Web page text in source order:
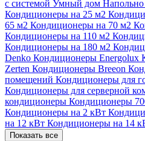
с системой Умный дом
Кондиционеры на 25 м2
65 м2 Кондиционеры на 70 м2
Кондиционеры на 110 м2
Кондиционеры на 180 м2
Denko Кондиционеры Energolux
Zerten Кондиционеры Breeon
помещений Кондиционеры для
Кондиционеры для серверной
кондиционеры Кондиционеры
Кондиционеры на 2 кВт
на 12 кВт Кондиционеры на 14
Показать все